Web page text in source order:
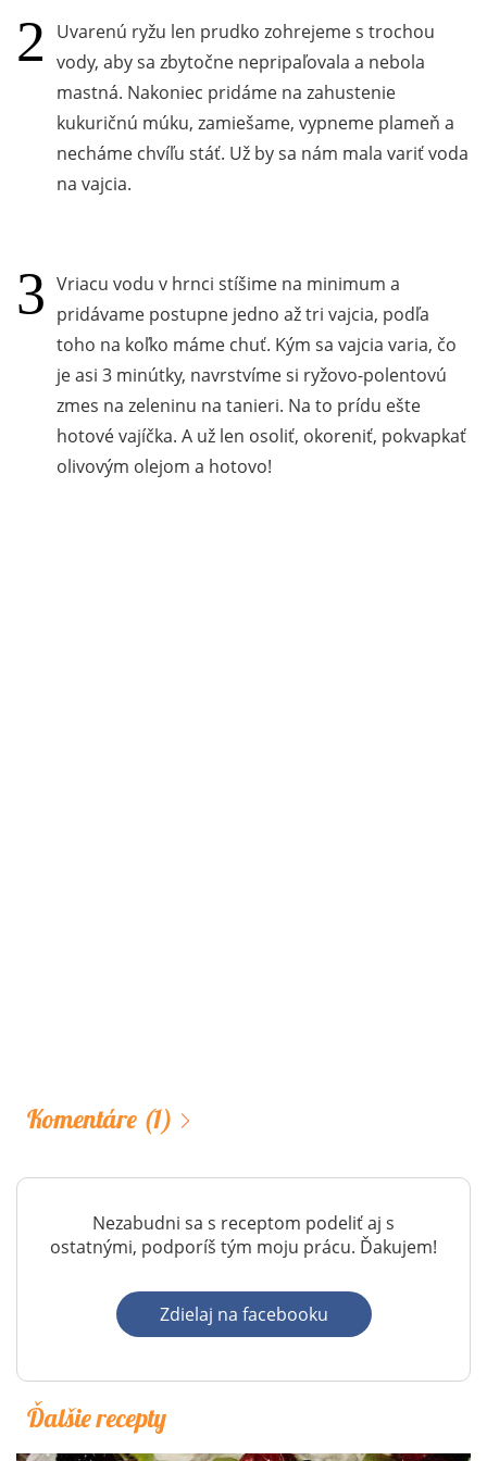
Uvarenú ryžu len prudko zohrejeme s trochou
vody, aby sa zbytočne nepripaľovala a nebola
mastná. Nakoniec pridáme na zahustenie
kukuričnú múku, zamiešame, vypneme plameň a
necháme chvíľu stáť. Už by sa nám mala variť voda
na vajcia.
Vriacu vodu v hrnci stíšime na minimum a
pridávame postupne jedno až tri vajcia, podľa
toho na koľko máme chuť. Kým sa vajcia varia, čo
je asi 3 minútky, navrstvíme si ryžovo-polentovú
zmes na zeleninu na tanieri. Na to prídu ešte
hotové vajíčka. A už len osoliť, okoreniť, pokvapkať
olivovým olejom a hotovo!
Komentáre (1)
Nezabudni sa s receptom podeliť aj s
ostatnými, podporíš tým moju prácu. Ďakujem!
Zdielaj na facebooku
Ďalšie recepty